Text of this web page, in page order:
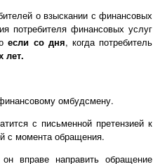
о взыскании с финансовых
потребителя финансовых услуг
если со дня, когда потребитель
лет.
омбудсмену.
с письменной претензией к
с момента обращения.
вправе направить обращение